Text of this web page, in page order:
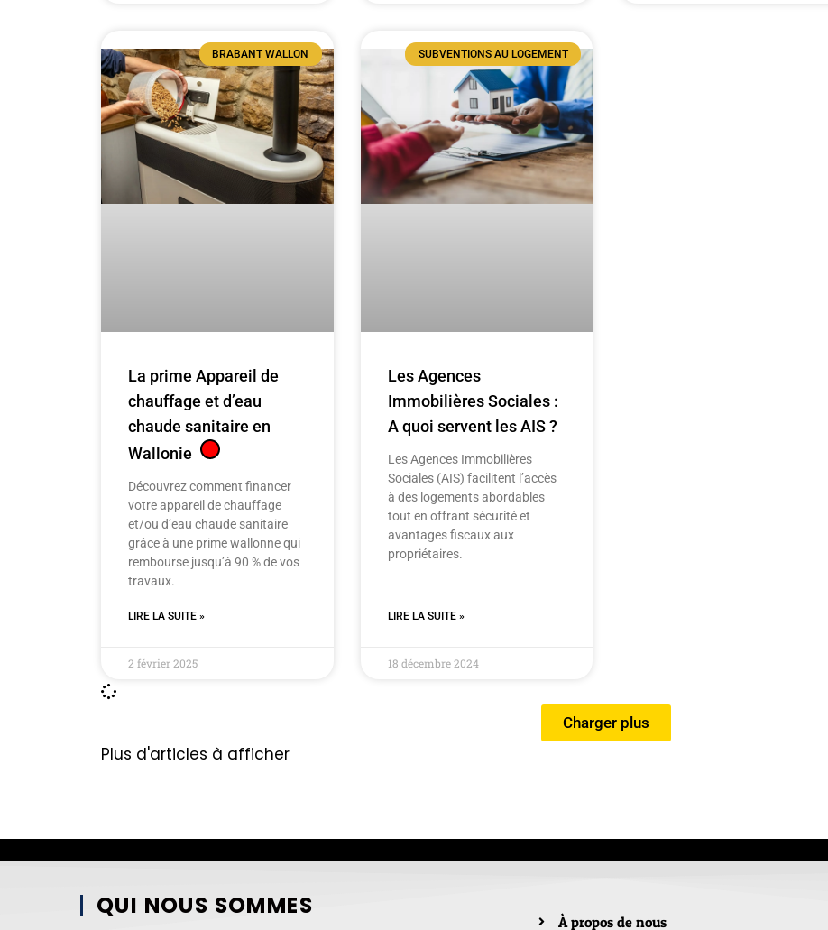
BRABANT WALLON
La prime Appareil de
chauffage et d’eau
chaude sanitaire en
Wallonie
Découvrez comment financer
votre appareil de chauffage
et/ou d’eau chaude sanitaire
grâce à une prime wallonne qui
rembourse jusqu’à 90 % de vos
travaux.
LIRE LA SUITE »
2 février 2025
SUBVENTIONS AU LOGEMENT
Les Agences
Immobilières Sociales :
A quoi servent les AIS ?
Les Agences Immobilières
Sociales (AIS) facilitent l’accès
à des logements abordables
tout en offrant sécurité et
avantages fiscaux aux
propriétaires.
LIRE LA SUITE »
18 décembre 2024
Charger plus
Plus d'articles à afficher
QUI NOUS SOMMES
À propos de nous